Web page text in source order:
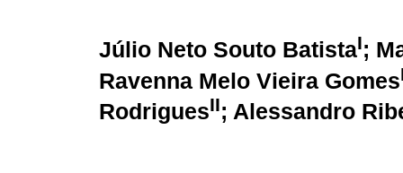
Júlio Neto Souto BatistaI;
Ravenna Melo Vieira Gomes
RodriguesII; Alessandro